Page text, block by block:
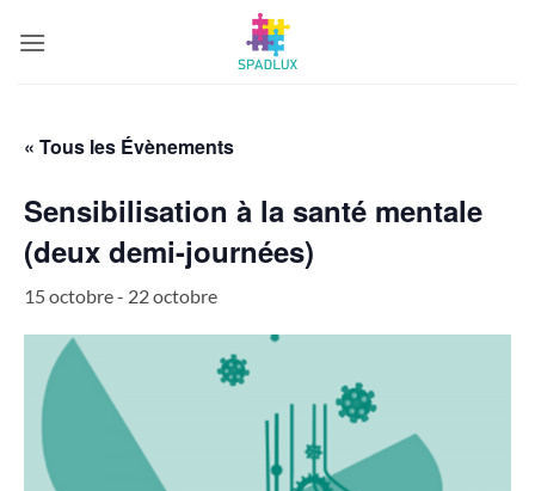
« Tous les Évènements
Sensibilisation à la santé mentale
(deux demi-journées)
15 octobre- 22 octobre